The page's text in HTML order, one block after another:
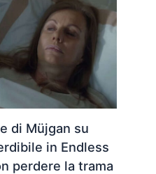
di Müjgan su
in Endless
perdere la trama